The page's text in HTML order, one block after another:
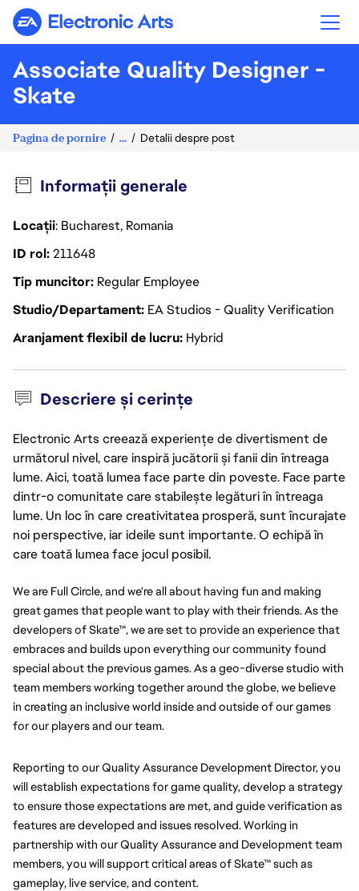
Electronic Arts
Associate Quality Designer -
Skate
Pagina de pornire ... Detalii despre post
Informații generale
Locații: Bucharest, Romania
ID rol211648
Tip muncitor Regular Employee
Studio/Departament EA Studios - Quality Verification
Aranjament flexibil de lucru Hybrid
Descriere și cerințe
Electronic Arts creează experiențe de divertisment de
următorul nivel, care inspiră jucătorii și fanii din întreaga
lume. Aici, toată lumea face parte din poveste. Face parte
dintr-o comunitate care stabilește legături în întreaga
lume. Un loc în care creativitatea prosperă, sunt încurajate
noi perspective, iar ideile sunt importante. O echipă în
care toată lumea face jocul posibil.
We are Full Circle, and we're all about having fun and making
great games that people want to play with their friends. As the
developers of Skate™, we are set to provide an experience that
embraces and builds upon everything our community found
special about the previous games. As a geo-diverse studio with
team members working together around the globe, we believe
in creating an inclusive world inside and outside of our games
for our players and our team.
Reporting to our Quality Assurance Development Director, you
will establish expectations for game quality, develop a strategy
to ensure those expectations are met, and guide verification as
features are developed and issues resolved. Working in
partnership with our Quality Assurance and Development team
members, you will support critical areas of Skate™ such as
gameplay, live service, and content.